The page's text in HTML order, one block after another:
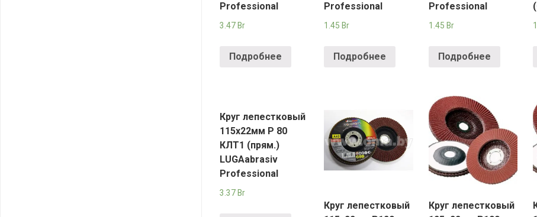
Professional
3.47 Br
Подробнее
Professional
1.45 Br
Подробнее
Professional
1.45 Br
Подробнее
Круг лепестковый
115х22мм Р 80
КЛT1 (прям.)
LUGAabrasiv
Professional
3.37 Br
Круг лепестковый
Круг лепестковый